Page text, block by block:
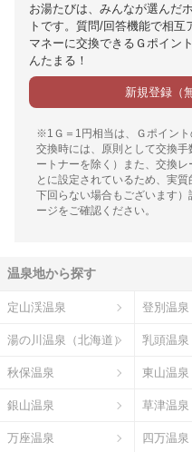
お湯たびは、みんなが選んだ
トです。質問/回答機能で相
マネーに交換できるＧポイン
んたまる！
新規登録（
※1Ｇ＝1円相当は、Ｇポイント
交換時には、原則として交換
ートナーを除く）また、交換
とに設定されているため、実
下回らない場合もございます
ージをご確認ください。
温泉地から探す
定山渓温泉 登別温泉
湯の川温泉（北海道） 乳頭温泉
秋保温泉 東山温泉
銀山温泉 草津温泉
万座温泉 四万温泉